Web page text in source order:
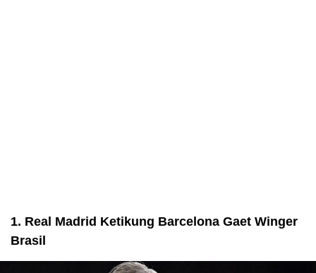
1. Real Madrid Ketikung Barcelona Gaet Winger
Brasil